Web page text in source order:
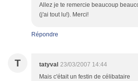
Allez je te remercie beaucoup
(j'ai tout lu!). Merci!
Répondre
T tatyval 23/03/2007 14:44
Mais c'était un festin de célibataire